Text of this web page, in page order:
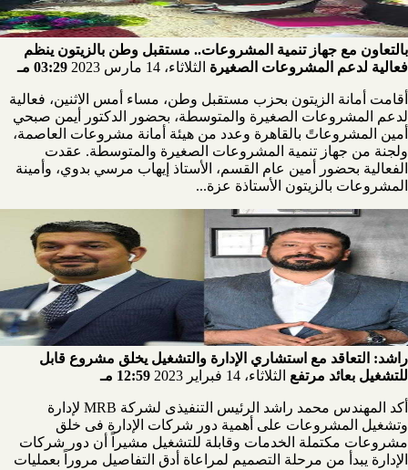
بالتعاون مع جهاز تنمية المشروعات.. مستقبل وطن بالزيتون ينظم
فعالية لدعم المشروعات الصغيرة الثلاثاء، 14 مارس 2023 03:29 مـ
أقامت أمانة الزيتون بحزب مستقبل وطن، مساء أمس الاثنين، فعالية
لدعم المشروعات الصغيرة والمتوسطة، بحضور الدكتور أيمن صبحي
أمين المشروعاتً بالقاهرة وعدد من هيئة أمانة مشروعات العاصمة،
ولجنة من جهاز تنمية المشروعات الصغيرة والمتوسطة. عقدت
الفعالية بحضور أمين عام القسم، الأستاذ إيهاب مرسي بدوي، وأمينة
المشروعات بالزيتون الأستاذة عزة...
راشد: التعاقد مع استشاري الإدارة والتشغيل يخلق مشروع قابل
للتشغيل بعائد مرتفع الثلاثاء، 14 فبراير 2023 12:59 مـ
أكد المهندس محمد راشد الرئيس التنفيذى لشركة MRB لإدارة
وتشغيل المشروعات على أهمية دور شركات الإدارة فى خلق
مشروعات مكتملة الخدمات وقابلة للتشغيل مشيراً أن دور شركات
الإدارة يبدأ من مرحلة التصميم لمراعاة أدق التفاصيل مروراً بعمليات